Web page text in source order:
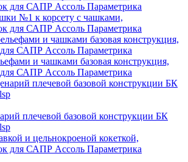
№1 к корсету с чашками,
для САПР Ассоль Параметрика
и чашками базовая конструкция,
САПР Ассоль Параметрика
плечевой базовой конструкции БК